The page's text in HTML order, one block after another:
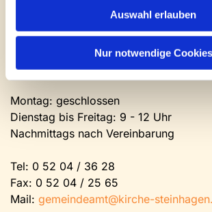
Auswahl erlauben
Nur notwendige Cookies
Newsletter abonnieren
Kontakt und Öffnungszeiten
Gemeinde- und Friedhofsamt
Montag: geschlossen
Dienstag bis Freitag: 9 - 12 Uhr
Nachmittags nach Vereinbarung
Tel: 0 52 04 / 36 28
Fax: 0 52 04 / 25 65
Mail: gemeindeamt@kirche-